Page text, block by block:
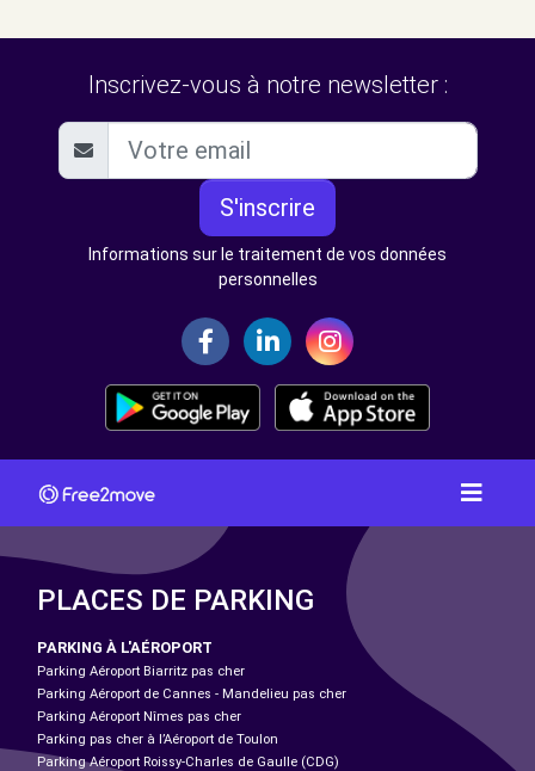
Inscrivez-vous à notre newsletter :
S'inscrire
Informations sur le traitement de vos données
personnelles
PLACES DE PARKING
PARKING À L'AÉROPORT
Parking Aéroport Biarritz pas cher
Parking Aéroport de Cannes - Mandelieu pas cher
Parking Aéroport Nîmes pas cher
Parking pas cher à l’Aéroport de Toulon
Parking Aéroport Roissy-Charles de Gaulle (CDG)